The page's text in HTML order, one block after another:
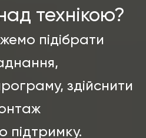
технікою?
підібрати
здійснити
підтримку.